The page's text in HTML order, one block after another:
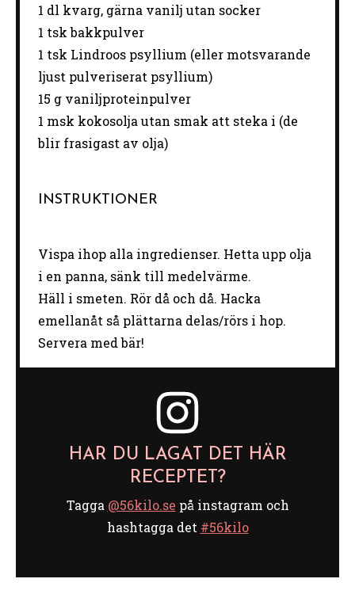
1 dl kvarg, gärna vanilj utan socker
1 tsk bakkpulver
1 tsk Lindroos psyllium (eller motsvarande
ljust pulveriserat psyllium)
15 gvaniljproteinpulver
1 msk kokosolja utan smak att steka i (de
blir frasigast av olja)
INSTRUKTIONER
Vispa ihop alla ingredienser. Hetta upp olja
i en panna, sänk till medelvärme.
Häll i smeten. Rör då och då. Hacka
emellanåt så plättarna delas/rörs i hop.
Servera med bär!
HAR DU LAGAT DET HÄR
RECEPTET?
Tagga @56kilo.se på instagram och
hashtagga det #56kilo